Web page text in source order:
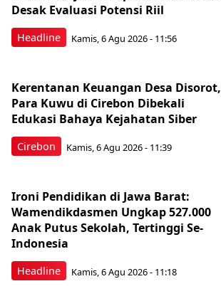
Headline
Desak Evaluasi Potensi Riil
Kamis, 6 Agu 2026 - 11:56
Cirebon
Kerentanan Keuangan Desa Disorot,
Para Kuwu di Cirebon Dibekali
Edukasi Bahaya Kejahatan Siber
Kamis, 6 Agu 2026 - 11:39
Headline
Ironi Pendidikan di Jawa Barat:
Wamendikdasmen Ungkap 527.000
Anak Putus Sekolah, Tertinggi Se-
Indonesia
Kamis, 6 Agu 2026 - 11:18